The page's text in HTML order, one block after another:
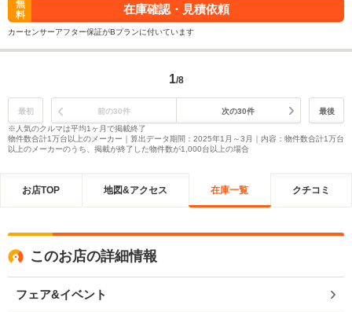
無
料
在庫確認・見積依頼
カーセンサーアフター保証がBプランに付いています
1/8
最初 前の30件 次の30件
最後
※人気のクルマは平均1ヶ月で掲載終了
物件数合計1万台以上のメーカー｜算出データ期間：2025年1月～3月｜内容：物件数合計1万台
以上のメーカーのうち、掲載が終了した物件数が1,000台以上の場合
お店TOP 地図&アクセス 在庫一覧 クチコミ
このお店の詳細情報
フェア&イベント